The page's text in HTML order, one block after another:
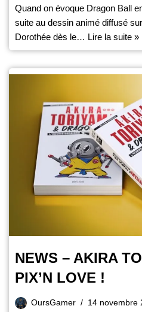
Quand on évoque Dragon Ball
suite au dessin animé diffusé
Dorothée dès le… Lire la suite »
NEWS – AKIRA
PIX’N LOVE !
OursGamer 14 novembre